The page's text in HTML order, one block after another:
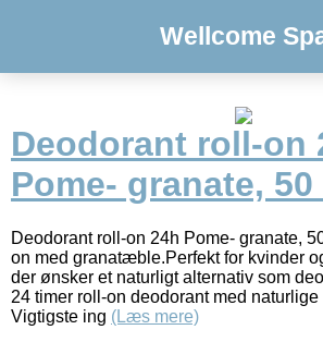
Wellcome
Deodorant roll-on
Pome- granate, 50
Deodorant roll-on 24h Pome- granate,
on med granatæble.Perfekt for kvinder
der ønsker et naturligt alternativ som
24 timer roll-on deodorant med
Vigtigste ing (Læs mere)